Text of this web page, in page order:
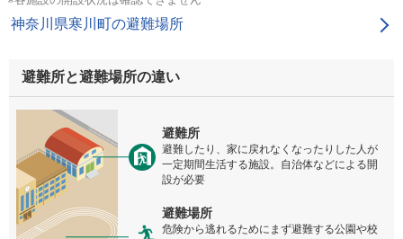
神奈川県寒川町の避難場所
避難所と避難場所の違い
避難所
避難したり、家に戻れなくなったりした人が
一定期間生活する施設。自治体などによる開
設が必要
避難場所
危険から逃れるためにまず避難する公園や校